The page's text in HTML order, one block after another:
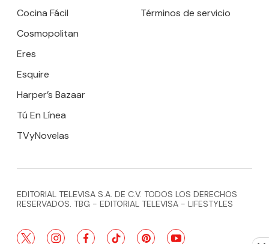
Cocina Fácil
Cosmopolitan
Eres
Esquire
Harper’s Bazaar
Tú En Línea
TVyNovelas
Términos de servicio
EDITORIAL TELEVISA S.A. DE C.V. TODOS LOS DERECHOS
RESERVADOS. TBG - EDITORIAL TELEVISA - LIFESTYLES